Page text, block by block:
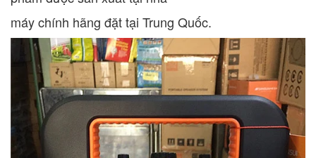
máy chính hãng đặt tại Trung Quốc.